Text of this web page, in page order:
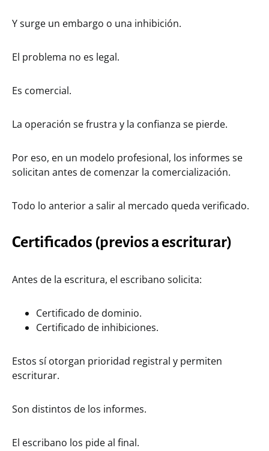
Y surge un embargo o una inhibición.
El problema no es legal.
Es comercial.
La operación se frustra y la confianza se pierde.
Por eso, en un modelo profesional, los informes se
solicitan antes de comenzar la comercialización.
Todo lo anterior a salir al mercado queda verificado.
Certificados (previos a escriturar)
Antes de la escritura, el escribano solicita:
Certificado de dominio.
Certificado de inhibiciones.
Estos sí otorgan prioridad registral y permiten
escriturar.
Son distintos de los informes.
El escribano los pide al final.